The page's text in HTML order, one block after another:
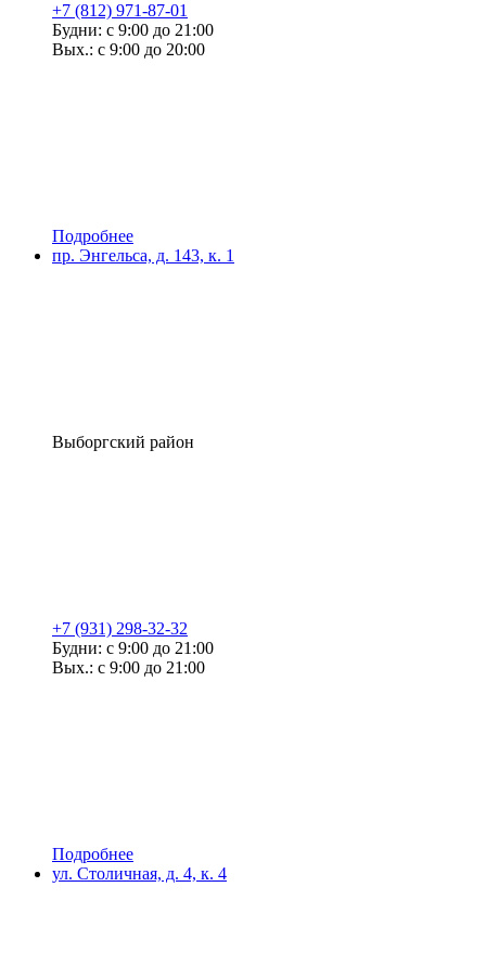
+7 (812) 971-87-01
Будни: с 9:00 до 21:00
Вых.: с 9:00 до 20:00
Подробнее
пр. Энгельса, д. 143, к. 1
Выборгский район
+7 (931) 298-32-32
Будни: с 9:00 до 21:00
Вых.: с 9:00 до 21:00
Подробнее
ул. Столичная, д. 4, к. 4